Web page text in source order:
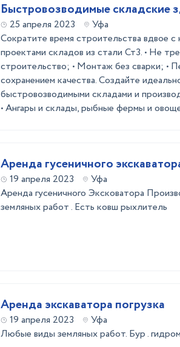
Быстровозводимые складские
25 апреля 2023
Уфа
Сократите время строительства вдвое с
проектами складов из стали Ст3. • Не
строительство; • Монтаж без сварки; •
сохранением качества. Создайте
быстровозводимыми складами и
• Ангары и склады, рыбные фермы и
Аренда гусеничного
19 апреля 2023
Уфа
Аренда гусеничного Эксковатора
земляных работ . Есть ковш рыхлитель
Аренда экскаватора погрузка
19 апреля 2023
Уфа
Любые виды земляных работ. Бур .